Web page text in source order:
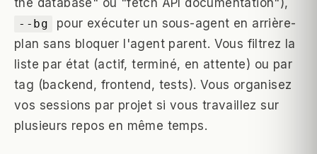
the database" ou "fetch API documentation"),
--bg
pour exécuter un sous-agent en arrière-
plan sans bloquer l'agent parent. Vous filtrez la
liste par état (actif, terminé, en attente) ou par
tag (backend, frontend, tests). Vous organisez
vos sessions par projet si vous travaillez sur
plusieurs repos en même temps.